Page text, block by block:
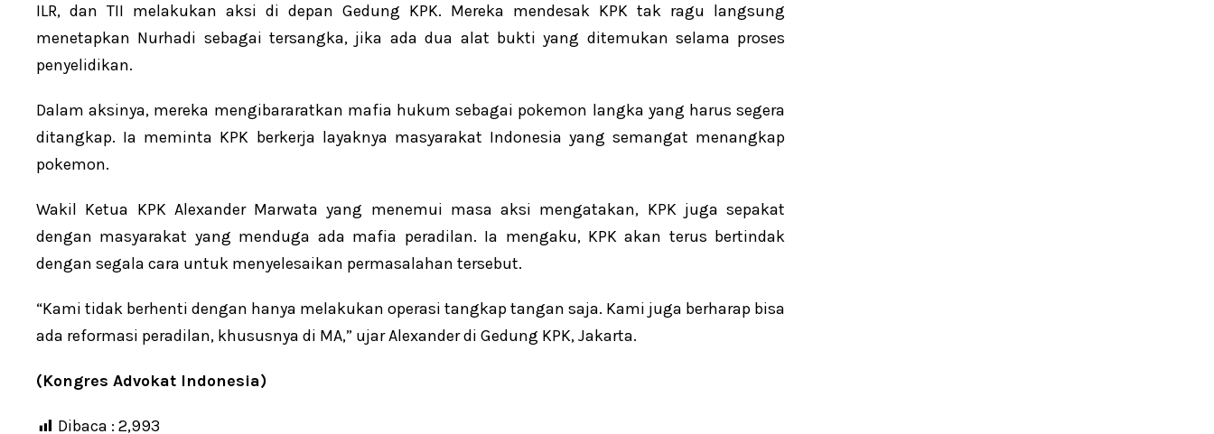
ILR, dan TII melakukan aksi di depan Gedung KPK. Mereka mendesak KPK tak ragu langsung
menetapkan Nurhadi sebagai tersangka, jika ada dua alat bukti yang ditemukan selama proses
penyelidikan.
Dalam aksinya, mereka mengibararatkan mafia hukum sebagai pokemon langka yang harus segera
ditangkap. Ia meminta KPK berkerja layaknya masyarakat Indonesia yang semangat menangkap
pokemon.
Wakil Ketua KPK Alexander Marwata yang menemui masa aksi mengatakan, KPK juga sepakat
dengan masyarakat yang menduga ada mafia peradilan. Ia mengaku, KPK akan terus bertindak
dengan segala cara untuk menyelesaikan permasalahan tersebut.
“Kami tidak berhenti dengan hanya melakukan operasi tangkap tangan saja. Kami juga berharap bisa
ada reformasi peradilan, khususnya di MA,” ujar Alexander di Gedung KPK, Jakarta.
(Kongres Advokat Indonesia)
Dibaca : 2,993